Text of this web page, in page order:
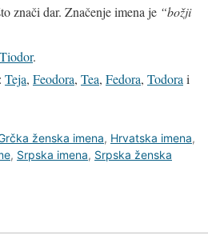
znači dar. Značenje imena je “božji
Tiodor.
Teja, Feodora, Tea, Fedora, Todora i
ženska imena, Hrvatska imena,
, Srpska imena, Srpska ženska